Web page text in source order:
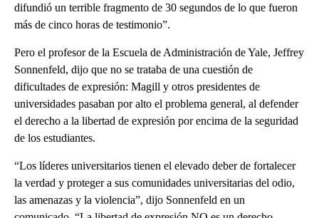
difundió un terrible fragmento de 30 segundos de lo que fueron
más de cinco horas de testimonio”.
Pero el profesor de la Escuela de Administración de Yale, Jeffrey
Sonnenfeld, dijo que no se trataba de una cuestión de
dificultades de expresión: Magill y otros presidentes de
universidades pasaban por alto el problema general, al defender
el derecho a la libertad de expresión por encima de la seguridad
de los estudiantes.
“Los líderes universitarios tienen el elevado deber de fortalecer
la verdad y proteger a sus comunidades universitarias del odio,
las amenazas y la violencia”, dijo Sonnenfeld en un